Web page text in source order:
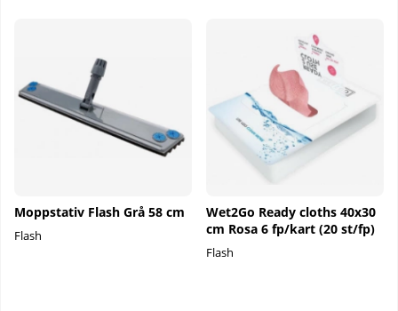
Moppstativ Flash Grå 58 cm
Flash
Wet2Go Ready cloths 40x30
cm Rosa 6 fp/kart (20 st/fp)
Flash